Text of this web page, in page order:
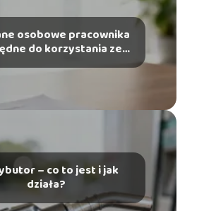
osobowe pracownika
do korzystania ze
uprawnień – co
– co to jest i jak
działa?